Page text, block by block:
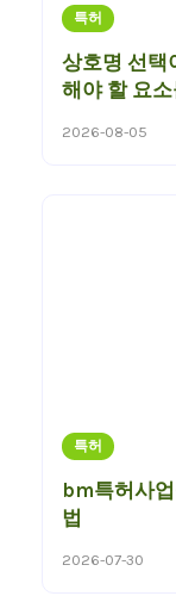
특허
상호명 선택
해야 할 요
2026-08-05
특허
bm특허사
법
2026-07-30